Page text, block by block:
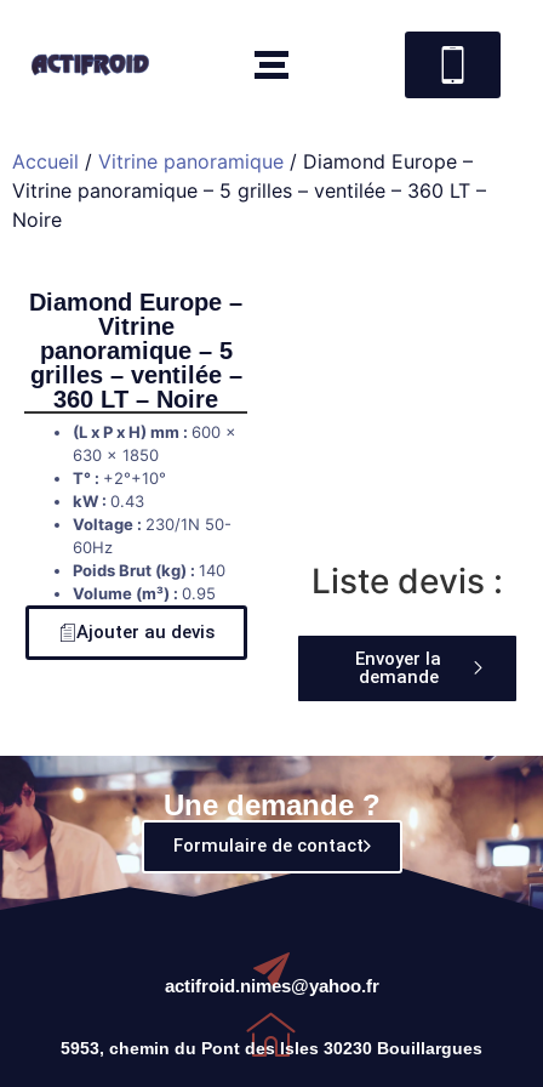
Accueil / Vitrine panoramique / Diamond Europe –
Vitrine panoramique – 5 grilles – ventilée – 360 LT –
Noire
Diamond Europe –
Vitrine
panoramique – 5
grilles – ventilée –
360 LT – Noire
(L x P x H) mm : 600 x
630 x 1850
T° : +2°+10°
kW : 0.43
Voltage : 230/1N 50-
60Hz
Poids Brut (kg) : 140
Volume (m³) : 0.95
Ajouter au devis
Liste devis :
Envoyer la
demande
Une demande ?
Formulaire de contact
actifroid.nimes@yahoo.fr
5953, chemin du Pont des Isles 30230 Bouillargues